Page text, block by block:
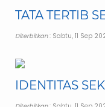
TATA TERTIB
Diterbitkan: Sabtu, 11 Sep
IDENTITAS